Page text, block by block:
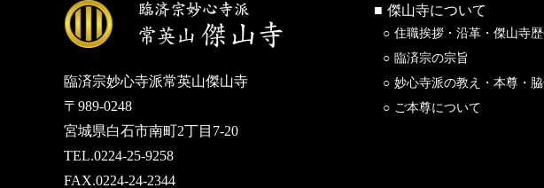
臨済宗妙心寺派常英山傑山寺
〒989-0248
宮城県白石市南町2丁目7-20
TEL.0224-25-9258
FAX.0224-24-2344
傑山寺について
住職挨拶・沿革・傑山寺
臨済宗の宗旨
妙心寺派の教え・本尊・
ご本尊について